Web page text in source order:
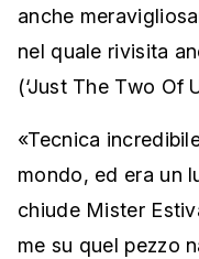
anche
nel quale rivisita
(‘Just The Two Of
«Tecnica
mondo, ed era un
chiude Mister
me su quel pezzo